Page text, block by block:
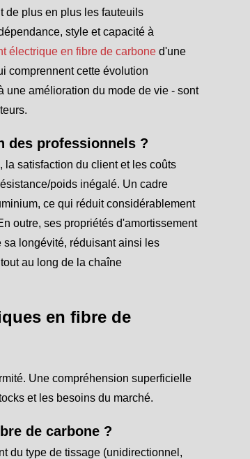
de plus en plus les fauteuils
style et capacité à
électrique en fibre de carbone d'une
comprennent cette évolution
une amélioration du mode de vie - sont
des professionnels ?
satisfaction du client et les coûts
poids inégalé. Un cadre
ce qui réduit considérablement
outre, ses propriétés d'amortissement
longévité, réduisant ainsi les
au long de la chaîne
en fibre de
Une compréhension superficielle
et les besoins du marché.
de carbone ?
du type de tissage (unidirectionnel,